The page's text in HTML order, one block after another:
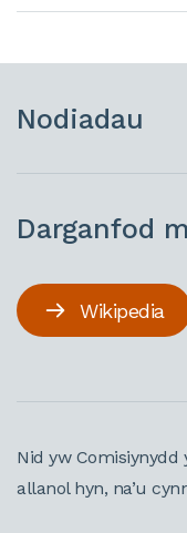
Nodiadau
Darganfod
Wikipedia
Nid yw Comisiynydd
allanol hyn, na’u